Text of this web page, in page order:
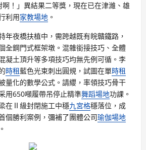
！」異結果二等獎，現在已在津濰、雄
利用家教場地 。
年夜橋扶植中，需跨越既有皖贛鐵路，
全鋼門式框架墩。混雜銜接技巧、全體
凝土頂升等多項技巧均無先例可循。李
時租藍色光束刺出圓規，試圖在單時租
量化的數學公式。請纓，率領技巧骨干
用650噸履帶吊停止精準舞蹈場地功課。
在Ⅱ級封閉施工中穩九宮格穩落位，成
個勝利案例，彌補了團體公司瑜伽場地